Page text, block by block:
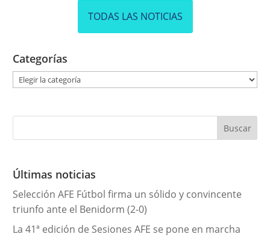
TODAS LAS NOTICIAS
Categorías
a
g
r
a
s
Últimas noticias
Selección AFE Fútbol firma un sólido y convincente
triunfo ante el Benidorm (2-0)
La 41ª edición de Sesiones AFE se pone en marcha